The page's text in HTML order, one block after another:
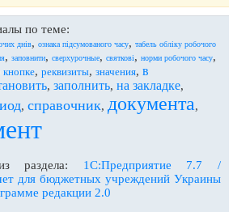
по теме:
днів, ознака підсумованого часу, табель обліку робочого
, заповнити, сверхурочные, святкові, норми робочого часу,
кнопке, реквизиты, значения, в
, заполнить, на закладке,
, справочник, документа,
раздела: 1С:Предприятие 7.7 /
для бюджетных учреждений Украины
редакции 2.0